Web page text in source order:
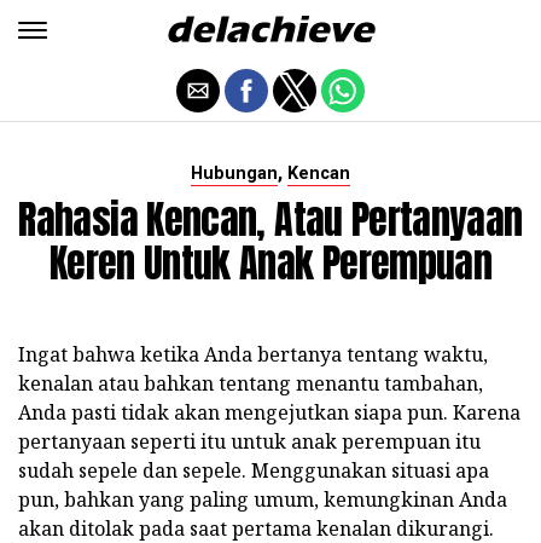
Hubungan, Kencan
Rahasia Kencan, Atau Pertanyaan
Keren Untuk Anak Perempuan
Ingat bahwa ketika Anda bertanya tentang waktu,
kenalan atau bahkan tentang menantu tambahan,
Anda pasti tidak akan mengejutkan siapa pun. Karena
pertanyaan seperti itu untuk anak perempuan itu
sudah sepele dan sepele. Menggunakan situasi apa
pun, bahkan yang paling umum, kemungkinan Anda
akan ditolak pada saat pertama kenalan dikurangi.